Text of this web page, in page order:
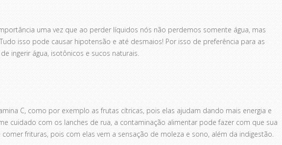
uma vez que ao perder líquidos nós não perdemos somente água, mas
isso pode causar hipotensão e até desmaios! Por isso de preferência para as
ingerir água, isotônicos e sucos naturais.
C, como por exemplo as frutas cítricas, pois elas ajudam dando mais energia e
cuidado com os lanches de rua, a contaminação alimentar pode fazer com que sua
frituras, pois com elas vem a sensação de moleza e sono, além da indigestão.